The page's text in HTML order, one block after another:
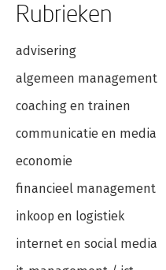
9.7 Beveiligingsbeleid
Rubrieken
advisering
algemeen management
coaching en trainen
communicatie en media
economie
financieel management
inkoop en logistiek
internet en social media